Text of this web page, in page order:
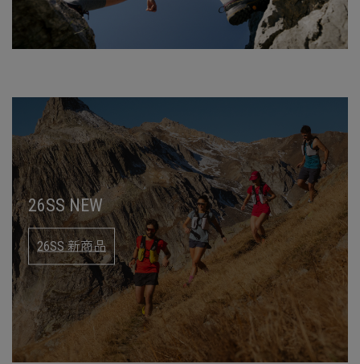
26SS NEW
26SS 新商品